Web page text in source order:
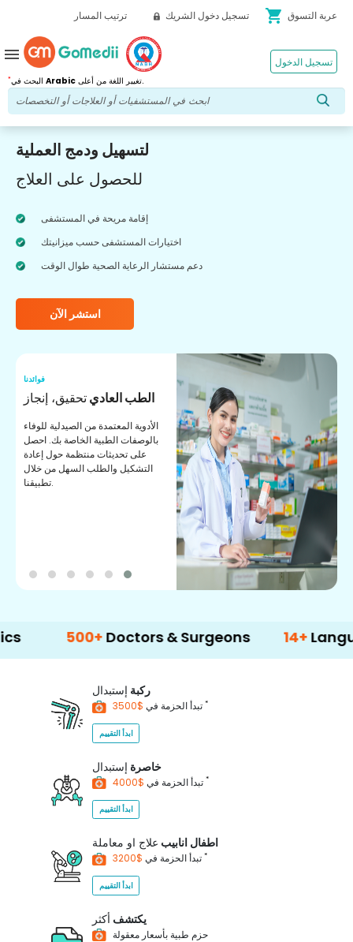
ترتيب المسار تسجيل دخول الشريك shopping_cart عربة التسوق
* Arabic تغيير اللغة من أعلى.
تسجيل الدخول menu
لتسهيل ودمج العملية
للحصول على العلاج
إقامة مريحة في المستشفى
اختيارات المستشفى حسب ميزانيتك
دعم مستشار الرعاية الصحية طوال الوقت
استشر الآن
فوائدنا
الطب العاديتحقيق، إنجاز
الأدوية المعتمدة من الصيدلية للوفاء
بالوصفات الطبية الخاصة بك. احصل
على تحديثات منتظمة حول إعادة
التشكيل والطلب السهل من خلال
تطبيقنا.
500+ Doctors & Surgeons 14+ Language
ركبة إستبدال
تبدأ الحزمة في *
ابدأ التقييم
خاصرة إستبدال
تبدأ الحزمة في *
ابدأ التقييم
اطفال انابيب علاج او معاملة
تبدأ الحزمة في *
ابدأ التقييم
يكتشف أكثر
حزم طبية بأسعار معقولة